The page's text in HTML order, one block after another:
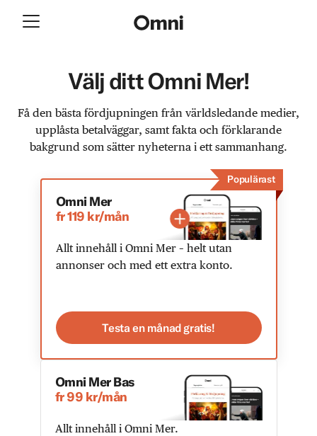
Välj ditt Omni Mer!
Få den bästa fördjupningen från världsledande medier,
upplåsta betalväggar, samt fakta och förklarande
bakgrund som sätter nyheterna i ett sammanhang.
Populärast
Omni Mer
fr 119 kr/mån
Allt innehåll i Omni Mer – helt utan
annonser och med ett extra konto.
Testa en månad gratis!
Omni Mer Bas
fr 99 kr/mån
Allt innehåll i Omni Mer.